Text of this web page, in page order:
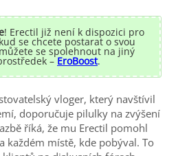
! Erectil již není k dispozici pro
se chcete postarat o svou
se spolehnout na jiný
–EroBoost.
vloger, který navštívil
doporučuje pilulky na zvýšení
říká, že mu Erectil pomohl
každém místě, kde pobýval. To